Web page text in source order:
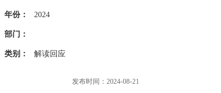
年份： 2024
部门：
类别： 解读回应
发布时间：2024-08-21